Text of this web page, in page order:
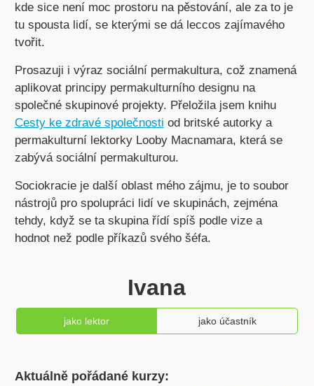
kde sice není moc prostoru na pěstování, ale za to je
tu spousta lidí, se kterými se dá leccos zajímavého
tvořit.
Prosazuji i výraz sociální permakultura, což znamená
aplikovat principy permakulturního designu na
společné skupinové projekty. Přeložila jsem knihu
Cesty ke zdravé společnosti od britské autorky a
permakulturní lektorky Looby Macnamara, která se
zabývá sociální permakulturou.
Sociokracie je další oblast mého zájmu, je to soubor
nástrojů pro spolupráci lidí ve skupinách, zejména
tehdy, když se ta skupina řídí spíš podle vize a
hodnot než podle příkazů svého šéfa.
Ivana
jako lektor jako účastník
Aktuálně pořádané kurzy: